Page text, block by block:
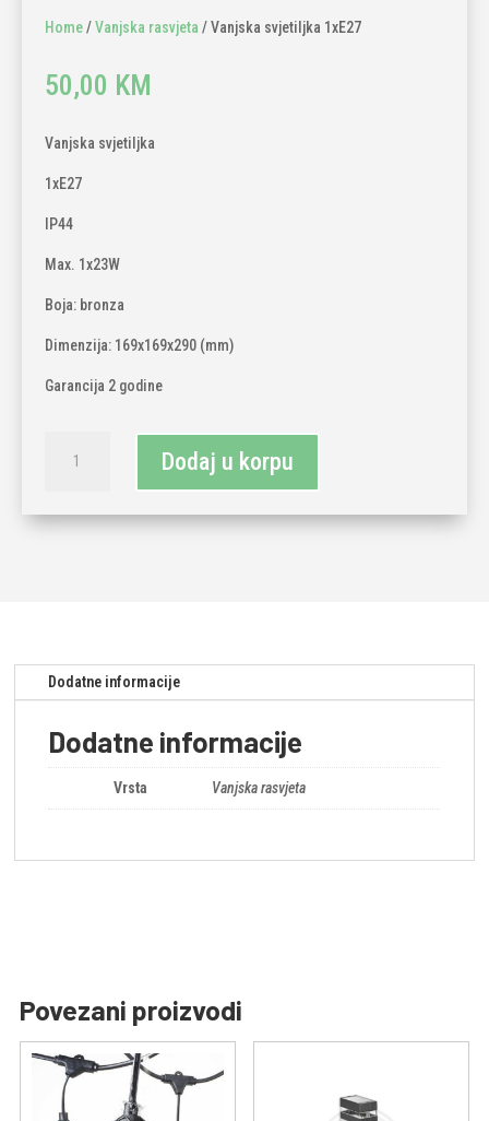
Home/Vanjska rasvjeta / Vanjska svjetiljka 1xE27
50,00 KM
Vanjska svjetiljka
1xE27
IP44
Max. 1x23W
Boja: bronza
Dimenzija: 169x169x290 (mm)
Garancija 2 godine
svjetiljka
količina
Dodaj u korpu
Dodatne informacije
Dodatne informacije
Vrsta Vanjska rasvjeta
Povezani proizvodi